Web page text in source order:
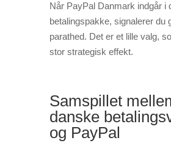
Når PayPal Danmark indgår i
betalingspakke, signalerer du
parathed. Det er et lille valg,
stor strategisk effekt.
Samspillet
danske
og PayPal